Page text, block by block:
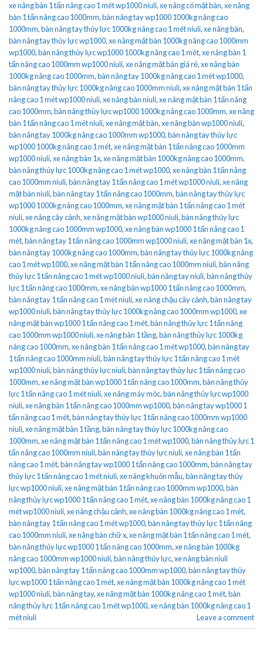
xe nâng bàn 1 tấn nâng cao 1 mét wp1000 niuli,xe nâng có mặt bàn,xe nâng
bàn 1 tấn nâng cao 1000mm,bàn nâng tay wp1000 1000kg nâng cao
1000mm,bàn nâng tay thủy lực 1000kg nâng cao 1 mét niuli,xe nâng bàn,
bàn nâng tay thủy lực wp1000,xe nâng mặt bàn 1000kg nâng cao 1000mm
wp1000,bàn nâng thủy lực wp1000 1000kg nâng cao 1 mét,xe nâng bàn 1
tấn nâng cao 1000mm wp1000 niuli,xe nâng mặt bàn giá rẻ,xe nâng bàn
1000kg nâng cao 1000mm,bàn nâng tay 1000kg nâng cao 1 mét wp1000,
bàn nâng tay thủy lực 1000kg nâng cao 1000mm niuli,xe nâng mặt bàn 1 tấn
nâng cao 1 mét wp1000 niuli,xe nâng bàn niuli,xe nâng mặt bàn 1 tấn nâng
cao 1000mm,bàn nâng thủy lực wp1000 1000kg nâng cao 1000mm,xe nâng
bàn 1 tấn nâng cao 1 mét niuli,xe nâng mặt bàn,xe nâng bàn wp1000 niuli,
bàn nâng tay 1000kg nâng cao 1000mm wp1000,bàn nâng tay thủy lực
wp1000 1000kg nâng cao 1 mét,xe nâng mặt bàn 1 tấn nâng cao 1000mm
wp1000 niuli,xe nâng bàn 1x,xe nâng mặt bàn 1000kg nâng cao 1000mm,
bàn nâng thủy lực 1000kg nâng cao 1 mét wp1000,xe nâng bàn 1 tấn nâng
cao 1000mm niuli,bàn nâng tay 1 tấn nâng cao 1 mét wp1000 niuli,xe nâng
mặt bàn niuli,bàn nâng tay 1 tấn nâng cao 1000mm,bàn nâng tay thủy lực
wp1000 1000kg nâng cao 1000mm,xe nâng mặt bàn 1 tấn nâng cao 1 mét
niuli,xe nâng cây cảnh,xe nâng mặt bàn wp1000 niuli,bàn nâng thủy lực
1000kg nâng cao 1000mm wp1000,xe nâng bàn wp1000 1 tấn nâng cao 1
mét,bàn nâng tay 1 tấn nâng cao 1000mm wp1000 niuli,xe nâng mặt bàn 1x,
bàn nâng tay 1000kg nâng cao 1000mm,bàn nâng tay thủy lực 1000kg nâng
cao 1 mét wp1000,xe nâng mặt bàn 1 tấn nâng cao 1000mm niuli,bàn nâng
thủy lực 1 tấn nâng cao 1 mét wp1000 niuli,bàn nâng tay niuli,bàn nâng thủy
lực 1 tấn nâng cao 1000mm,xe nâng bàn wp1000 1 tấn nâng cao 1000mm,
bàn nâng tay 1 tấn nâng cao 1 mét niuli,xe nâng chậu cây cảnh,bàn nâng tay
wp1000 niuli,bàn nâng tay thủy lực 1000kg nâng cao 1000mm wp1000,xe
nâng mặt bàn wp1000 1 tấn nâng cao 1 mét,bàn nâng thủy lực 1 tấn nâng
cao 1000mm wp1000 niuli,xe nâng bàn 1 tầng,bàn nâng thủy lực 1000kg
nâng cao 1000mm,xe nâng bàn 1 tấn nâng cao 1 mét wp1000,bàn nâng tay
1 tấn nâng cao 1000mm niuli,bàn nâng tay thủy lực 1 tấn nâng cao 1 mét
wp1000 niuli,bàn nâng thủy lực niuli,bàn nâng tay thủy lực 1 tấn nâng cao
1000mm,xe nâng mặt bàn wp1000 1 tấn nâng cao 1000mm,bàn nâng thủy
lực 1 tấn nâng cao 1 mét niuli,xe nâng máy móc,bàn nâng thủy lực wp1000
niuli,xe nâng bàn 1 tấn nâng cao 1000mm wp1000,bàn nâng tay wp1000 1
tấn nâng cao 1 mét,bàn nâng tay thủy lực 1 tấn nâng cao 1000mm wp1000
niuli,xe nâng mặt bàn 1 tầng,bàn nâng tay thủy lực 1000kg nâng cao
1000mm,xe nâng mặt bàn 1 tấn nâng cao 1 mét wp1000,bàn nâng thủy lực 1
tấn nâng cao 1000mm niuli,bàn nâng tay thủy lực niuli,xe nâng bàn 1 tấn
nâng cao 1 mét,bàn nâng tay wp1000 1 tấn nâng cao 1000mm,bàn nâng tay
thủy lực 1 tấn nâng cao 1 mét niuli,xe nâng khuôn mẫu,bàn nâng tay thủy
lực wp1000 niuli,xe nâng mặt bàn 1 tấn nâng cao 1000mm wp1000,bàn
nâng thủy lực wp1000 1 tấn nâng cao 1 mét,xe nâng bàn 1000kg nâng cao 1
mét wp1000 niuli,xe nâng chậu cảnh,xe nâng bàn 1000kg nâng cao 1 mét,
bàn nâng tay 1 tấn nâng cao 1 mét wp1000,bàn nâng tay thủy lực 1 tấn nâng
cao 1000mm niuli,xe nâng bàn chữ x,xe nâng mặt bàn 1 tấn nâng cao 1 mét,
bàn nâng thủy lực wp1000 1 tấn nâng cao 1000mm,xe nâng bàn 1000kg
nâng cao 1000mm wp1000 niuli,bàn nâng thủy lực,xe nâng bàn niuli
wp1000,bàn nâng tay 1 tấn nâng cao 1000mm wp1000,bàn nâng tay thủy
lực wp1000 1 tấn nâng cao 1 mét,xe nâng mặt bàn 1000kg nâng cao 1 mét
wp1000 niuli,bàn nâng tay,xe nâng mặt bàn 1000kg nâng cao 1 mét,bàn
nâng thủy lực 1 tấn nâng cao 1 mét wp1000,xe nâng bàn 1000kg nâng cao 1
mét niuli
Leave a comment